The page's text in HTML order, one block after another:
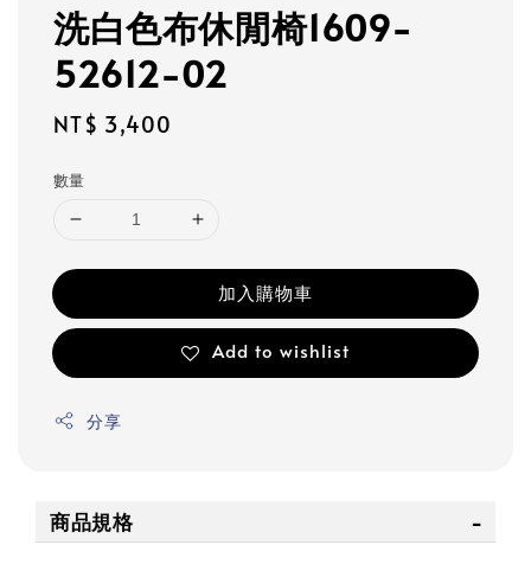
洗白色布休閒椅1609-
52612-02
Regular
NT$ 3,400
數量
加入購物車
Add to wishlist
分享
商品規格